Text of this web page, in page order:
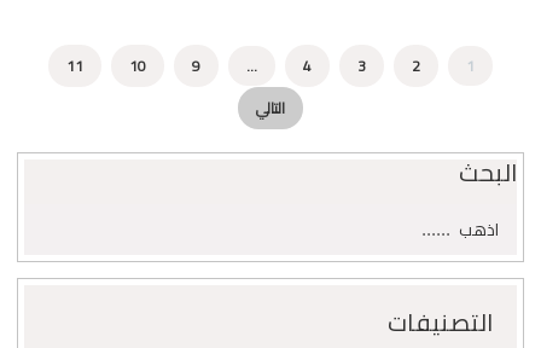
1
2
3
4
…
9
10
11
التالي
البحث
البحث
اذهب
التصنيفات